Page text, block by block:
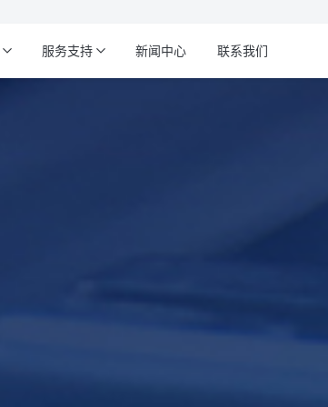
服务支持 新闻中心 联系我们